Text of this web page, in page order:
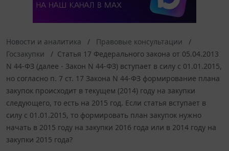
Новости и аналитика
Правовые консультации
Госзакупки
Статья 17 Федерального закона от 05.04.2013
N 44-ФЗ (далее - Закон N 44-ФЗ) вступает в силу с 01.01.2015,
но согласно п. 7 ст. 17 Закона N 44-ФЗ формирование плана
закупок происходит в текущем (2014) году на закупки
следующего, то есть на 2015 год. Если статья вступает в
силу с 01.01.2015, то формировать план закупок нужно
начать в 2015 году на закупки 2016 года или в 2014 году на
закупки 2015 года?